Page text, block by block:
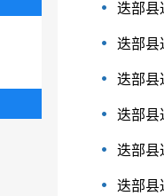
迭部县
迭部县
迭部县
迭部县
迭部县
迭部县